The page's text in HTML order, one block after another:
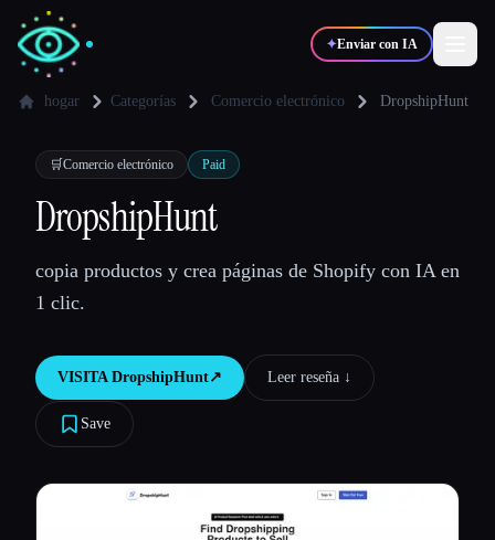
✦Enviar con IA
✍️Escritores
💻 Desarrolladores
🎓Estudiantes
Blog
Comparar herramientas
hogar Categorías Comercio electrónico DropshipHunt
🛒Comercio electrónico Paid
DropshipHunt
copia productos y crea páginas de Shopify con IA en
1 clic.
VISITA DropshipHunt↗︎ Leer reseña ↓︎
Save